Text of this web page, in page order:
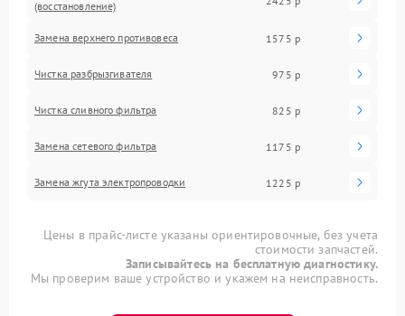
(восстановление)
Замена верхнего противовеса 1575 р
Чистка разбрызгивателя 975 р
Чистка сливного фильтра 825 р
Замена сетевого фильтра 1175 р
Замена жгута электропроводки 1225 р
Цены в прайс-листе указаны ориентировочные, без учета
стоимости запчастей.
Записывайтесь на бесплатную диагностику.
Мы проверим ваше устройство и укажем на неисправность.